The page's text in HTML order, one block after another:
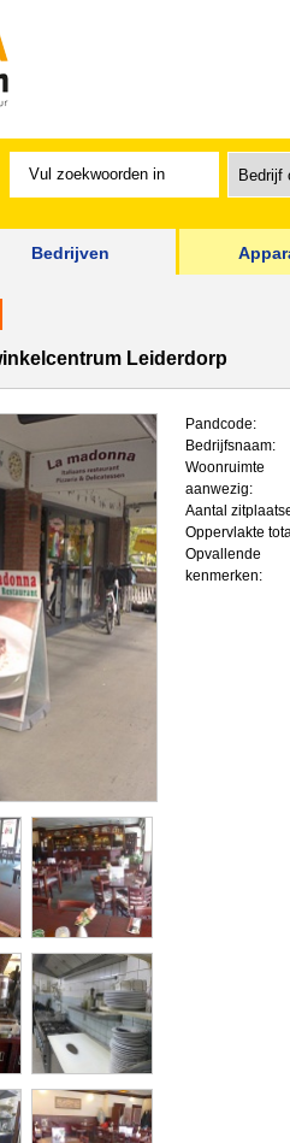
Bedrijven
Leiderdorp
Pandcode:
Bedrijfsnaam:
Woonruimte
aanwezig:
Aantal
Oppervlakte
Opvallende
kenmerken: